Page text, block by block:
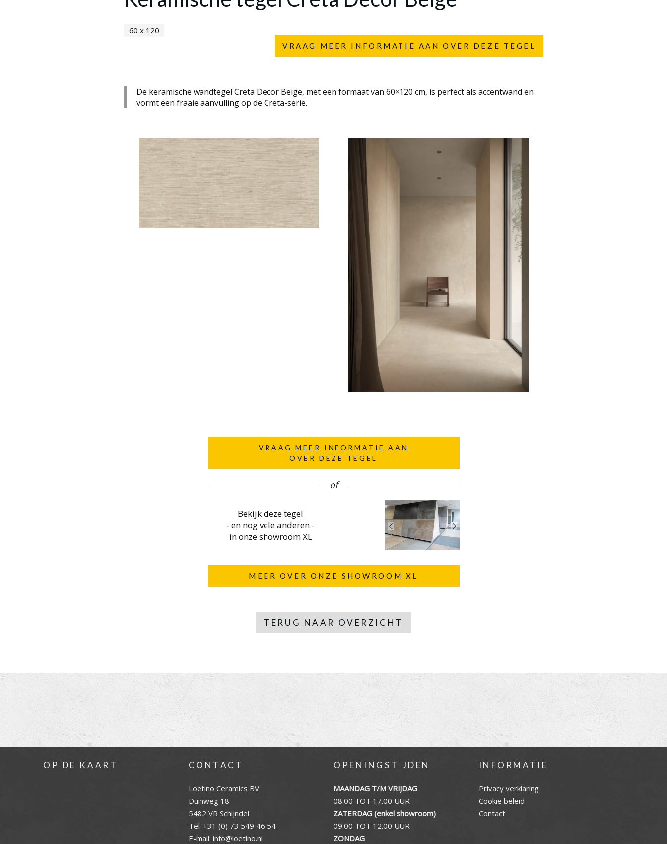
VRAAG MEER INFORMATIE AAN OVER DEZE TEGEL
60 x 120
De keramische wandtegel Creta Decor Beige, met een formaat van 60×120 cm, is perfect als accentwand en
vormt een fraaie aanvulling op de Creta-serie.
VRAAG MEER INFORMATIE AAN
OVER DEZE TEGEL
of
Bekijk deze tegel
- en nog vele anderen -
in onze showroom XL
MEER OVER ONZE SHOWROOM XL
TERUG NAAR OVERZICHT
OP DE KAART CONTACT
Loetino Ceramics BV
Duinweg 18
5482 VR Schijndel
Tel: +31 (0) 73 549 46 54
E-mail: info@loetino.nl
OPENINGSTIJDEN
MAANDAG T/M VRIJDAG
08.00 TOT 17.00 UUR
ZATERDAG (enkel showroom)
09.00 TOT 12.00 UUR
ZONDAG
INFORMATIE
Privacy verklaring
Cookie beleid
Contact